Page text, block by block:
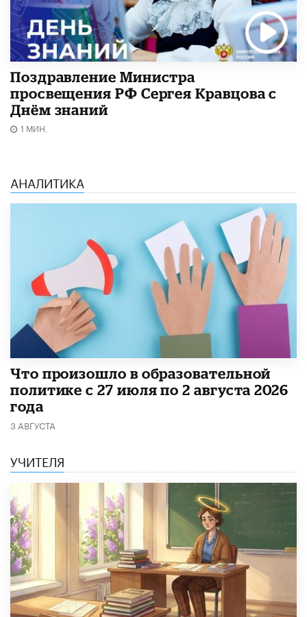
Поздравление Министра
просвещения РФ Сергея Кравцова с
Днём знаний
1 МИН.
АНАЛИТИКА
​Что произошло в образовательной
политике с 27 июля по 2 августа 2026
года
3 АВГУСТА
УЧИТЕЛЯ